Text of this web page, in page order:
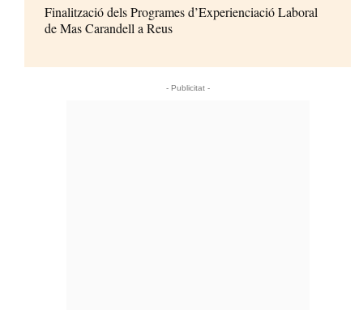
Finalització dels Programes d’Experienciació Laboral
de Mas Carandell a Reus
- Publicitat -